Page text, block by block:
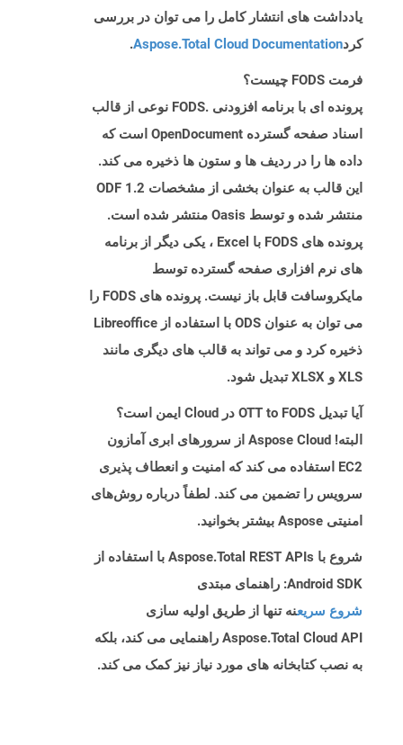
یادداشت های انتشار کامل را می توان در بررسی
کردAspose.Total Cloud Documentation
.
فرمت FODS چیست؟
پرونده ای با برنامه افزودنی .FODS نوعی از قالب
اسناد صفحه گسترده OpenDocument است که
داده ها را در ردیف ها و ستون ها ذخیره می کند.
این قالب به عنوان بخشی از مشخصات ODF 1.2
منتشر شده و توسط Oasis منتشر شده است.
پرونده های FODS با Excel ، یکی دیگر از برنامه
های نرم افزاری صفحه گسترده توسط
مایکروسافت قابل باز نیست. پرونده های FODS را
می توان به عنوان ODS با استفاده از Libreoffice
ذخیره کرد و می تواند به قالب های دیگری مانند
XLS و XLSX تبدیل شود.
آیا تبدیل OTT to FODS در Cloud ایمن است؟
البته! Aspose Cloud از سرورهای ابری آمازون
EC2 استفاده می کند که امنیت و انعطاف پذیری
سرویس را تضمین می کند. لطفاً درباره روش‌های
امنیتی Aspose بیشتر بخوانید.
شروع با Aspose.Total REST APIs با استفاده از
Android SDK: راهنمای مبتدی
شروع سریعنه تنها از طریق اولیه سازی
Aspose.Total Cloud API راهنمایی می کند، بلکه
به نصب کتابخانه های مورد نیاز نیز کمک می کند.